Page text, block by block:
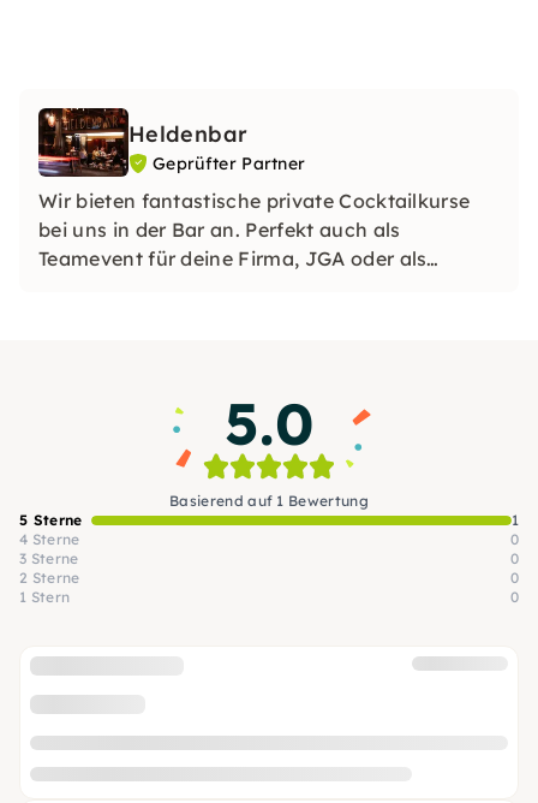
Heldenbar
Geprüfter Partner
Wir bieten fantastische private Cocktailkurse
bei uns in der Bar an. Perfekt auch als
Teamevent für deine Firma, JGA oder als
5.0
Basierend auf 1 Bewertung
5 Sterne
1
4 Sterne
0
3 Sterne
0
2 Sterne
0
1 Stern
0